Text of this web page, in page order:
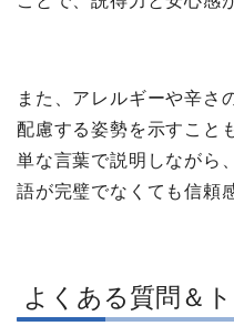
また、アレルギーや辛さ
配慮する姿勢を示すこと
単な言葉で説明しながら
語が完璧でなくても信頼
よくある質問＆